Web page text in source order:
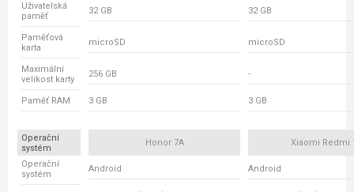
Uživatelská
paměť
32 GB 32 GB
Paměťová
karta
microSD microSD
Maximální
velikost karty
256 GB -
Paměť RAM 3 GB 3 GB
Operační
systém
Honor 7A Xiaomi Redmi
Operační
systém
Android Android